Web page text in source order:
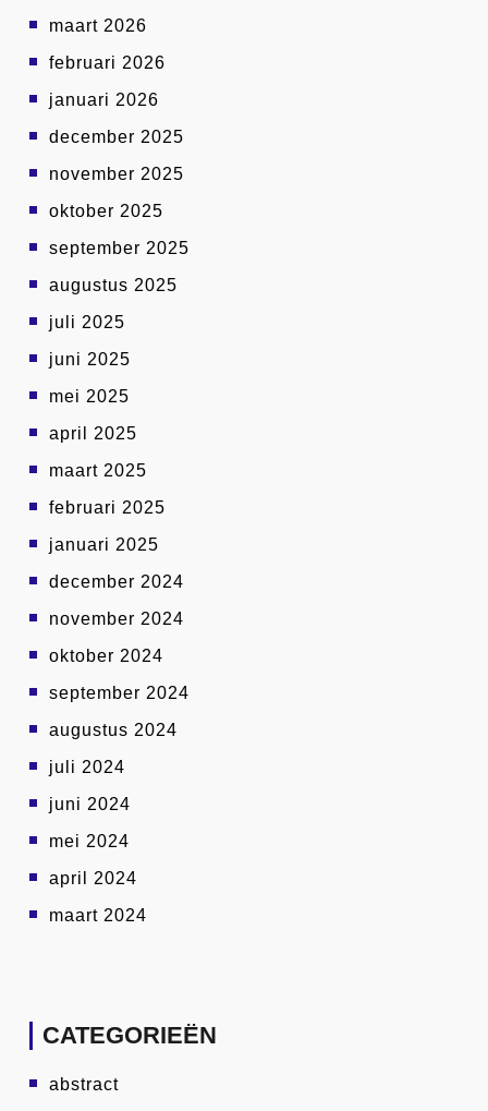
maart 2026
februari 2026
januari 2026
december 2025
november 2025
oktober 2025
september 2025
augustus 2025
juli 2025
juni 2025
mei 2025
april 2025
maart 2025
februari 2025
januari 2025
december 2024
november 2024
oktober 2024
september 2024
augustus 2024
juli 2024
juni 2024
mei 2024
april 2024
maart 2024
CATEGORIEËN
abstract